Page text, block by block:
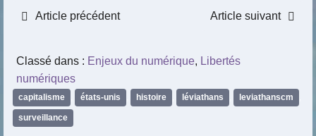
Article précédent Article suivant
Classé dans : Enjeux du numérique, Libertés
numériques
capitalisme états-unis histoire léviathans leviathanscm
surveillance